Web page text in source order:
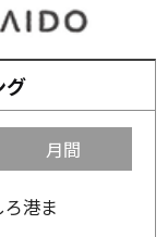
グ
月間
港ま